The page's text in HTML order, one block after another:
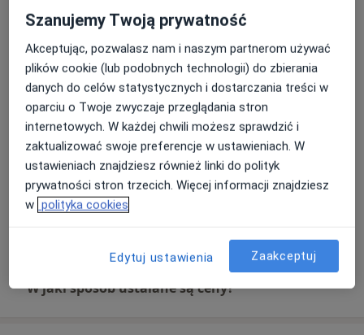
Konsultacja ortopedyczna + USG
170 zł Szczegóły
Iniekcje osocza bogatopłytkowego
Szczegóły
Operacja palucha koślawego
Szczegóły
Operacja zespołu cieśni nadgarstka
W jaki sposób ustalane są ceny?
Szanujemy Twoją prywatność
Akceptując, pozwalasz nam i naszym partnerom używać
plików cookie (lub podobnych technologii) do zbierania
danych do celów statystycznych i dostarczania treści w
oparciu o Twoje zwyczaje przeglądania stron
internetowych. W każdej chwili możesz sprawdzić i
zaktualizować swoje preferencje w ustawieniach. W
ustawieniach znajdziesz również linki do polityk
prywatności stron trzecich. Więcej informacji znajdziesz
w polityka cookies
Edytuj ustawienia Zaakceptuj